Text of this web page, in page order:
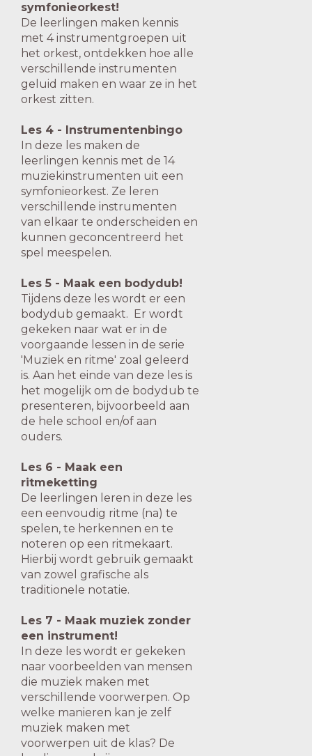
symfonieorkest!
De leerlingen maken kennis
met 4 instrumentgroepen uit
het orkest, ontdekken hoe alle
verschillende instrumenten
geluid maken en waar ze in het
orkest zitten.
Les 4 - Instrumentenbingo
In deze les maken de
leerlingen kennis met de 14
muziekinstrumenten uit een
symfonieorkest. Ze leren
verschillende instrumenten
van elkaar te onderscheiden en
kunnen geconcentreerd het
spel meespelen.
Les 5 - Maak een bodydub!
Tijdens deze les wordt er een
bodydub gemaakt. Er wordt
gekeken naar wat er in de
voorgaande lessen in de serie
'Muziek en ritme' zoal geleerd
is. Aan het einde van deze les is
het mogelijk om de bodydub te
presenteren, bijvoorbeeld aan
de hele school en/of aan
ouders.
Les 6 - Maak een
ritmeketting
De leerlingen leren in deze les
een eenvoudig ritme (na) te
spelen, te herkennen en te
noteren op een ritmekaart.
Hierbij wordt gebruik gemaakt
van zowel grafische als
traditionele notatie.
Les 7 - Maak muziek zonder
een instrument!
In deze les wordt er gekeken
naar voorbeelden van mensen
die muziek maken met
verschillende voorwerpen. Op
welke manieren kan je zelf
muziek maken met
voorwerpen uit de klas? De